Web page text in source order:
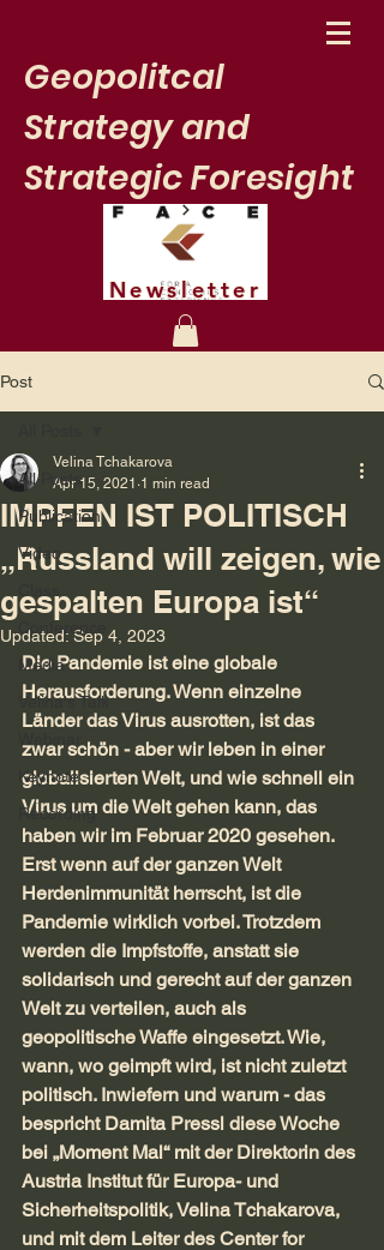
Geopolitcal
Strategy and
Strategic Foresight
Newsletter
Post
All Posts
Publication
Video
Conference
Media
Velina's Talk
Keynote
Recording
IMPFEN IST POLITISCH
„Russland will zeigen, wie
gespalten Europa ist“
Velina Tchakarova
Apr 15, 2021 1 min read
Updated: Sep 4, 2023
Die Pandemie ist eine globale
Herausforderung. Wenn einzelne
Länder das Virus ausrotten, ist das
zwar schön - aber wir leben in einer
globalisierten Welt, und wie schnell ein
Virus um die Welt gehen kann, das
haben wir im Februar 2020 gesehen.
Erst wenn auf der ganzen Welt
Herdenimmunität herrscht, ist die
Pandemie wirklich vorbei. Trotzdem
werden die Impfstoffe, anstatt sie
solidarisch und gerecht auf der ganzen
Welt zu verteilen, auch als
geopolitische Waffe eingesetzt. Wie,
wann, wo geimpft wird, ist nicht zuletzt
politisch. Inwiefern und warum - das
bespricht Damita Pressl diese Woche
bei „Moment Mal“ mit der Direktorin des
Austria Institut für Europa- und
Sicherheitspolitik, Velina Tchakarova,
und mit dem Leiter des Center for